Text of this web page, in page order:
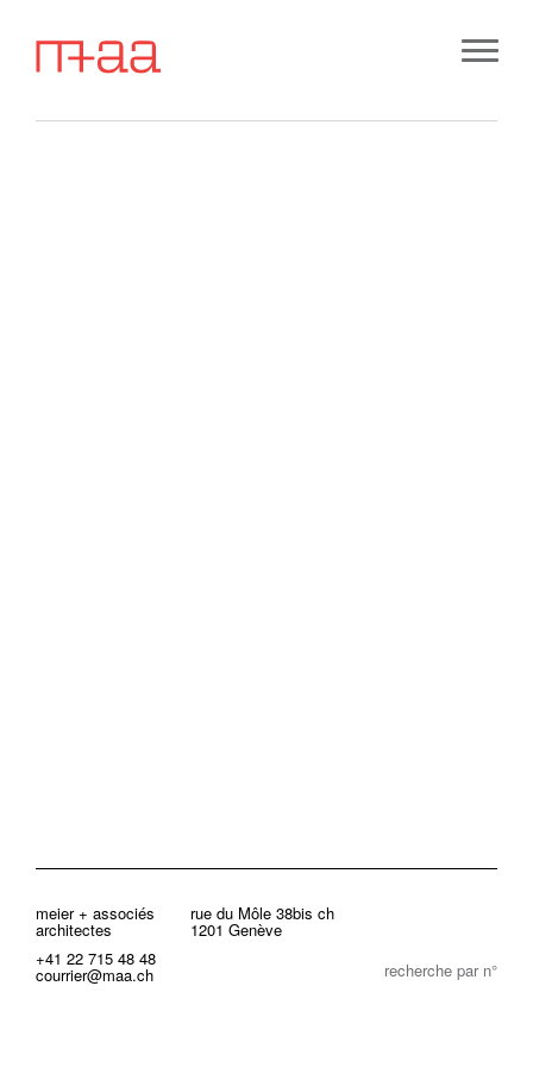
meier + associés
architectes
rue du Môle 38bis ch
1201 Genève
+41 22 715 48 48
courrier@maa.ch recherche par n°